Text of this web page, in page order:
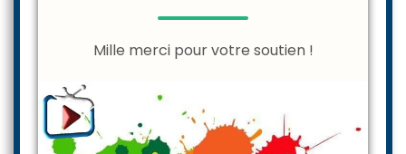
Mille merci pour votre soutien !